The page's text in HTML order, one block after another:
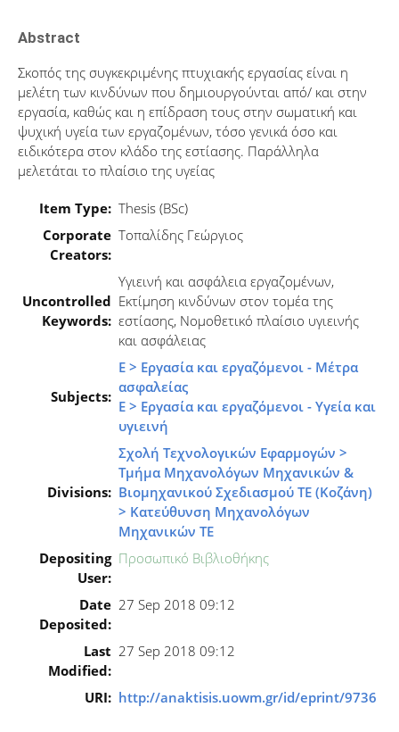
Abstract
Σκοπός της συγκεκριμένης πτυχιακής εργασίας είναι η
μελέτη των κινδύνων που δημιουργούνται από/ και στην
εργασία, καθώς και η επίδραση τους στην σωματική και
ψυχική υγεία των εργαζομένων, τόσο γενικά όσο και
ειδικότερα στον κλάδο της εστίασης. Παράλληλα
μελετάται το πλαίσιο της υγείας
Item Type: Thesis (BSc)
Corporate
Creators:
Τοπαλίδης Γεώργιος
Uncontrolled
Keywords:
Υγιεινή και ασφάλεια εργαζομένων,
Εκτίμηση κινδύνων στον τομέα της
εστίασης, Νομοθετικό πλαίσιο υγιεινής
και ασφάλειας
Subjects:
Ε > Εργασία και εργαζόμενοι - Μέτρα
ασφαλείας
Ε > Εργασία και εργαζόμενοι - Υγεία και
υγιεινή
Divisions:
Σχολή Τεχνολογικών Εφαρμογών >
Τμήμα Μηχανολόγων Μηχανικών &
Βιομηχανικού Σχεδιασμού ΤΕ (Κοζάνη)
> Κατεύθυνση Μηχανολόγων
Μηχανικών ΤΕ
Depositing
User:
Προσωπικό Βιβλιοθήκης
Date
Deposited:
27 Sep 2018 09:12
Last
Modified:
27 Sep 2018 09:12
URI: http://anaktisis.uowm.gr/id/eprint/9736